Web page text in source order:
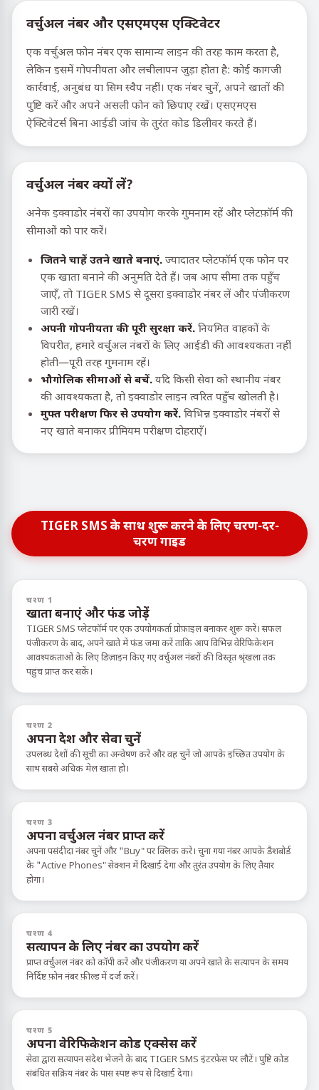
वर्चुअल नंबर और एसएमएस एक्टिवेटर
एक वर्चुअल फोन नंबर एक सामान्य लाइन की तरह काम करता है,
लेकिन इसमें गोपनीयता और लचीलापन जुड़ा होता है: कोई कागजी
कार्रवाई, अनुबंध या सिम स्वैप नहीं। एक नंबर चुनें, अपने खातों की
पुष्टि करें और अपने असली फोन को छिपाए रखें। एसएमएस
ऐक्टिवेटर्स बिना आईडी जांच के तुरंत कोड डिलीवर करते हैं।
वर्चुअल नंबर क्यों लें?
अनेक इक्वाडोर नंबरों का उपयोग करके गुमनाम रहें और प्लेटफ़ॉर्म की
सीमाओं को पार करें।
जितने चाहें उतने खाते बनाएं. ज्यादातर प्लेटफॉर्म एक फोन पर
एक खाता बनाने की अनुमति देते हैं। जब आप सीमा तक पहुँच
जाएँ, तो TIGER SMS से दूसरा इक्वाडोर नंबर लें और पंजीकरण
जारी रखें।
अपनी गोपनीयता की पूरी सुरक्षा करें. नियमित वाहकों के
विपरीत, हमारे वर्चुअल नंबरों के लिए आईडी की आवश्यकता नहीं
होती—पूरी तरह गुमनाम रहें।
भौगोलिक सीमाओं से बचें. यदि किसी सेवा को स्थानीय नंबर
की आवश्यकता है, तो इक्वाडोर लाइन त्वरित पहुँच खोलती है।
मुफ्त परीक्षण फिर से उपयोग करें. विभिन्न इक्वाडोर नंबरों से
नए खाते बनाकर प्रीमियम परीक्षण दोहराएँ।
TIGER SMS के साथ शुरू करने के लिए चरण-दर-
चरण गाइड
चरण 1
खाता बनाएं और फंड जोड़ें
TIGER SMS प्लेटफॉर्म पर एक उपयोगकर्ता प्रोफ़ाइल बनाकर शुरू करें। सफल
पंजीकरण के बाद, अपने खाते में फंड जमा करें ताकि आप विभिन्न वेरिफिकेशन
आवश्यकताओं के लिए डिज़ाइन किए गए वर्चुअल नंबरों की विस्तृत श्रृंखला तक
पहुंच प्राप्त कर सकें।
चरण 2
अपना देश और सेवा चुनें
उपलब्ध देशों की सूची का अन्वेषण करें और वह चुनें जो आपके इच्छित उपयोग के
साथ सबसे अधिक मेल खाता हो।
चरण 3
अपना वर्चुअल नंबर प्राप्त करें
अपना पसंदीदा नंबर चुनें और "Buy" पर क्लिक करें। चुना गया नंबर आपके डैशबोर्ड
के "Active Phones" सेक्शन में दिखाई देगा और तुरंत उपयोग के लिए तैयार
होगा।
चरण 4
सत्यापन के लिए नंबर का उपयोग करें
प्राप्त वर्चुअल नंबर को कॉपी करें और पंजीकरण या अपने खाते के सत्यापन के समय
निर्दिष्ट फ़ोन नंबर फ़ील्ड में दर्ज करें।
चरण 5
अपना वेरिफिकेशन कोड एक्सेस करें
सेवा द्वारा सत्यापन संदेश भेजने के बाद TIGER SMS इंटरफ़ेस पर लौटें। पुष्टि कोड
संबंधित सक्रिय नंबर के पास स्पष्ट रूप से दिखाई देगा।